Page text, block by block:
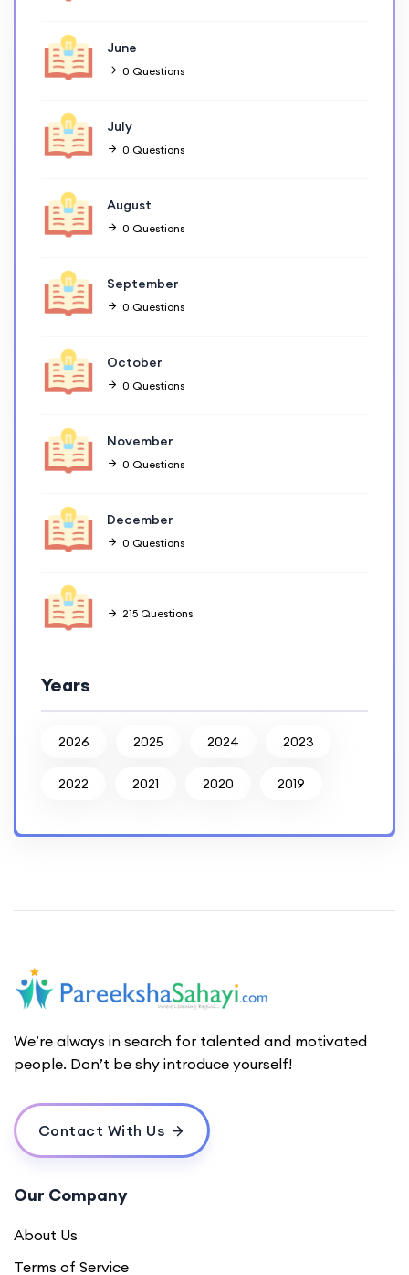
June
0 Questions
July
0 Questions
August
0 Questions
September
0 Questions
October
0 Questions
November
0 Questions
December
0 Questions
215 Questions
Years
2026 2025 2024 2023
2022 2021 2020 2019
We’re always in search for talented and motivated
people. Don’t be shy introduce yourself!
Contact With Us
Our Company
About Us
Terms of Service